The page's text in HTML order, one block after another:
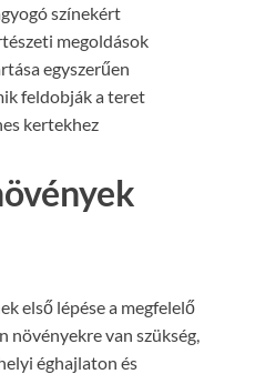
színekért
megoldások
egyszerűen
feldobják a teret
kertekhez
első lépése a megfelelő
növényekre van szükség,
éghajlaton és